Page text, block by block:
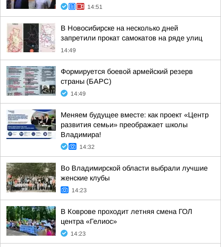
14:51
В Новосибирске на несколько дней
запретили прокат самокатов на ряде улиц
14:49
Формируется боевой армейский резерв
страны (БАРС)
14:49
Меняем будущее вместе: как проект «Центр
развития семьи» преображает школы
Владимира!
14:32
Во Владимирской области выбрали лучшие
женские клубы
14:23
В Коврове проходит летняя смена ГОЛ
центра «Гелиос»
14:23